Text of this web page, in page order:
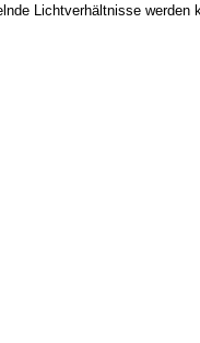
Lichtverhältnisse werden